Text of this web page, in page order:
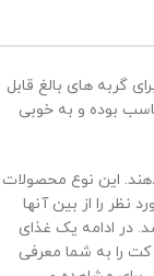
گربه های بالغ قابل
بوده و به خوبی
این نوع محصولات
را از بین آنها
در ادامه یک غذای
را به شما معرفی